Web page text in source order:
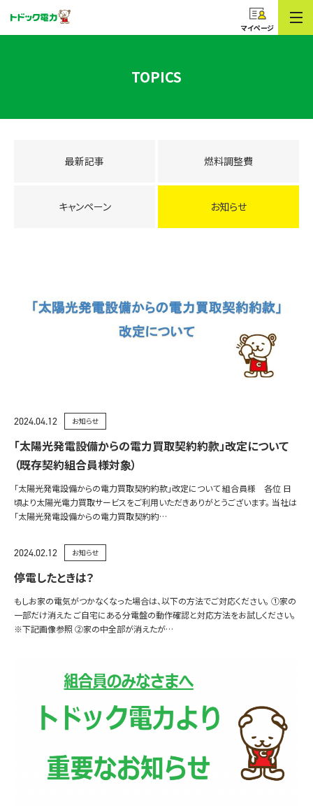
マイページ
TOPICS
最新記事 燃料調整費
キャンペーン お知らせ
2024.04.12 お知らせ
「太陽光発電設備からの電力買取契約約款」改定について
（既存契約組合員様対象）
「太陽光発電設備からの電力買取契約約款」改定について 組合員様 各位 日
頃より太陽光電力買取サービスをご利用いただきありがとうございます。 当社は
「太陽光発電設備からの電力買取契約約…
2024.02.12 お知らせ
停電したときは？
もしお家の電気がつかなくなった場合は、以下の方法でご対応ください。 ①家の
一部だけ消えた ご自宅にある分電盤の動作確認と対応方法をお試しください。
※下記画像参照 ②家の中全部が消えたが…